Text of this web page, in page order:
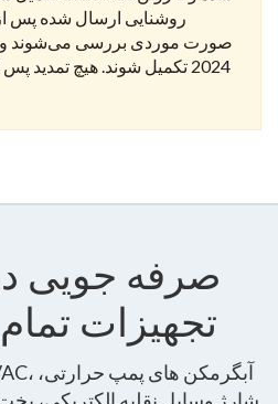
2024 تکمیل شوند.
هیچ تمدید پس
صرفه جویی
تجهیزات